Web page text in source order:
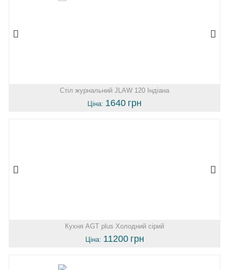
Стіл журнальний JLAW 120 Індіана
Ціна: 1640 грн
Кухня AGT plus Холодний сірий
Ціна: 11200 грн